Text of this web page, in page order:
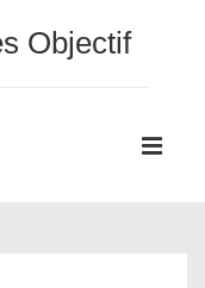
Objectif
Main